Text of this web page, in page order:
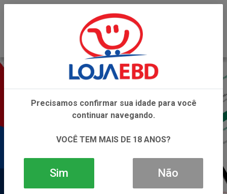
Precisamos confirmar sua idade para você
continuar navegando.
VOCÊ TEM MAIS DE 18 ANOS?
Sim Não